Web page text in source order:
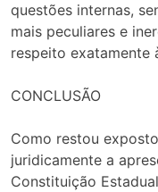
questões internas,
mais peculiares e
respeito exatamente
CONCLUSÃO
Como restou
juridicamente a
Constituição